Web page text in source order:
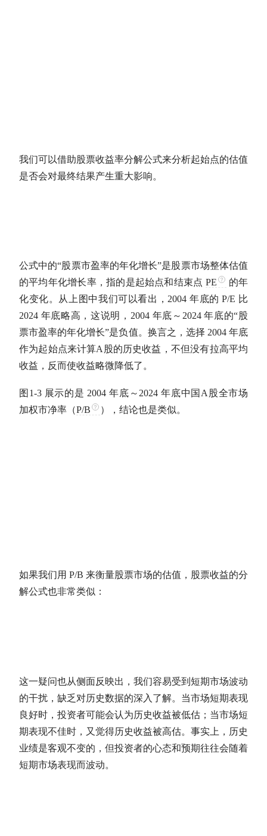
我们可以借助股票收益率分解公式来分析起始点的估值
是否会对最终结果产生重大影响。
公式中的“股票市盈率的年化增长”是股票市场整体估值
的平均年化增长率，指的是起始点和结束点 PE
的年
化变化。从上图中我们可以看出，2004 年底的P/E 比
2024 年底略高，这说明，2004 年底～2024 年底的“股
票市盈率的年化增长”是负值。换言之，选择 2004 年底
作为起始点来计算A股的历史收益，不但没有拉高平均
收益，反而使收益略微降低了。
图1-3 展示的是 2004 年底～2024 年底中国 A股全市场
加权市净率 （P/B ），结论也是类似。
如果我们用 P/B 来衡量股票市场的估值 ，股票收益的分
解公式也非常类似：
这一疑问也从侧面反映出，我们容易受到短期市场波动
的干扰，缺乏对历史数据的深入了解。当市场短期表现
良好时，投资者可能会认为历史收益被低估；当市场短
期表现不佳时，又觉得历史收益被高估。事实上，历史
业绩是客观不变的，但投资者的心态和预期往往会随着
短期市场表现而波动。